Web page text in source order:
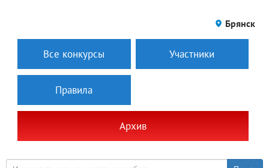
Брянск
Все конкурсы Участники
Правила
Архив